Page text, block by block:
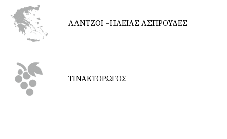
ΛΑΝΤΖΟΙ –ΗΛΕΙΑΣ ΑΣΠΡΟΥΔΕΣ
ΤΙΝΑΚΤΟΡΩΓΟΣ